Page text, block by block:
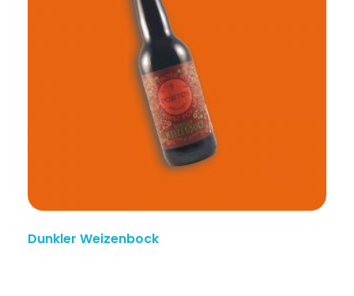
Dunkler Weizenbock